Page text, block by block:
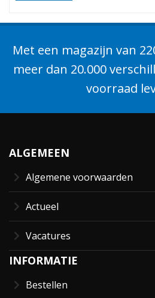
Met een magazijn van
meer dan 20.000
voorraad
ALGEMEEN
Algemene voorwaarden
Actueel
Vacatures
INFORMATIE
Bestellen